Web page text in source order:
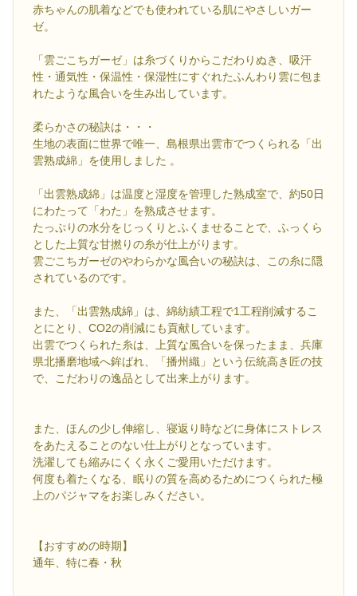
赤ちゃんの肌着などでも使われている肌にやさしいガー
ゼ。
「雲ごこちガーゼ」は糸づくりからこだわりぬき、吸汗
性・通気性・保温性・保湿性にすぐれたふんわり雲に包ま
れたような風合いを生み出しています。
柔らかさの秘訣は・・・
生地の表面に世界で唯一、島根県出雲市でつくられる「出
雲熟成綿」を使用しました 。
「出雲熟成綿」は温度と湿度を管理した熟成室で、約50日
にわたって「わた」を熟成させます。
たっぷりの水分をじっくりとふくませることで、ふっくら
とした上質な甘撚りの糸が仕上がります。
雲ごこちガーゼのやわらかな風合いの秘訣は、この糸に隠
されているのです。
また、「出雲熟成綿」は、綿紡績工程で1工程削減するこ
とにとり、CO2の削減にも貢献しています。
出雲でつくられた糸は、上質な風合いを保ったまま、兵庫
県北播磨地域へ鉾ばれ、「播州織」という伝統高き匠の技
で、こだわりの逸品として出来上がります。
また、ほんの少し伸縮し、寝返り時などに身体にストレス
をあたえることのない仕上がりとなっています。
洗濯しても縮みにくく永くご愛用いただけます。
何度も着たくなる、眠りの質を高めるためにつくられた極
上のパジャマをお楽しみください。
【おすすめの時期】
通年、特に春・秋